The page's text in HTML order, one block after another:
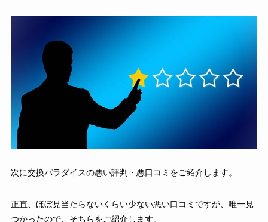
次に交換パラダイスの悪い評判・悪口コミをご紹介します。
正直、ほぼ見当たらないくらい少ない悪い口コミですが、唯一見
つかったので、そちらをご紹介します。